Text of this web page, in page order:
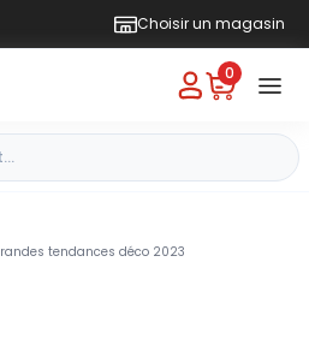
Choisir un magasin
0
tendances déco 2023